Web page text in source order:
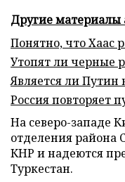
Другие материалы
Понятно, что Хаас
Утопят ли черные
Является ли
Россия повторяет
На северо-западе
отделения района
КНР и надеются
Туркестан.